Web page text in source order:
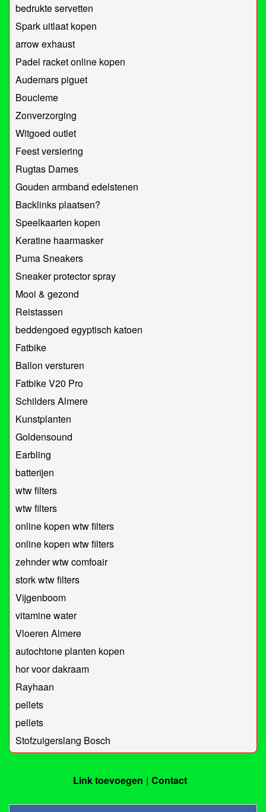
bedrukte servetten
Spark uitlaat kopen
arrow exhaust
Padel racket online kopen
Audemars piguet
Boucleme
Zonverzorging
Witgoed outlet
Feest versiering
Rugtas Dames
Gouden armband edelstenen
Backlinks plaatsen?
Speelkaarten kopen
Keratine haarmasker
Puma Sneakers
Sneaker protector spray
Mooi & gezond
Reistassen
beddengoed egyptisch katoen
Fatbike
Ballon versturen
Fatbike V20 Pro
Schilders Almere
Kunstplanten
Goldensound
Earbling
batterijen
wtw filters
wtw filters
online kopen wtw filters
online kopen wtw filters
zehnder wtw comfoair
stork wtw filters
Vijgenboom
vitamine water
Vloeren Almere
autochtone planten kopen
hor voor dakraam
Rayhaan
pellets
pellets
Stofzuigerslang Bosch
Link toevoegen Contact